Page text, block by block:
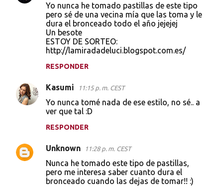
Yo nunca he tomado pastillas de este tipo
pero sé de una vecina mía que las toma y le
dura el bronceado todo el año jejejej
Un besote
ESTOY DE SORTEO:
http://lamiradadeluci.blogspot.com.es/
RESPONDER
Kasumi 11:15 p. m. CEST
Yo nunca tomé nada de ese estilo, no sé.. a
ver que tal :D
RESPONDER
Unknown 11:28 p. m. CEST
Nunca he tomado este tipo de pastillas,
pero me interesa saber cuanto dura el
bronceado cuando las dejas de tomar!! :)